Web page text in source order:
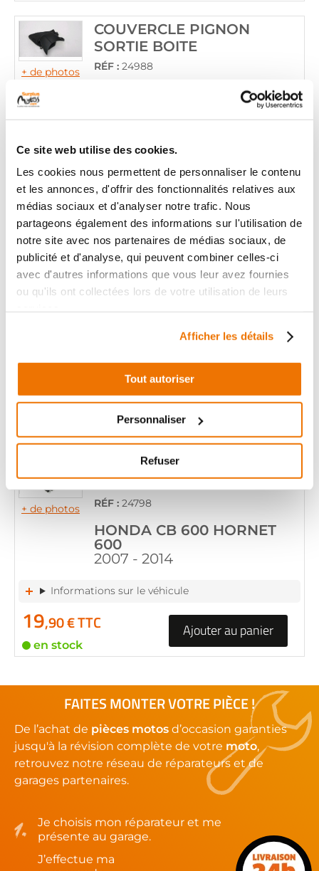
Ce site web utilise des cookies.
Les cookies nous permettent de personnaliser le contenu
et les annonces, d'offrir des fonctionnalités relatives aux
médias sociaux et d'analyser notre trafic. Nous
partageons également des informations sur l'utilisation de
notre site avec nos partenaires de médias sociaux, de
publicité et d'analyse, qui peuvent combiner celles-ci
avec d'autres informations que vous leur avez fournies
ou qu'ils ont collectées lors de votre utilisation de leurs
Afficher les détails
Tout autoriser
Personnaliser
Refuser
+ de photos
COUVERCLE PIGNON
SORTIE BOITE
RÉF : 24988
HONDA CB 600 HORNET
2007 - 2014
Informations sur le véhicule
24,90 € TTC
en stock
Ajouter au panier
+ de photos
COUVERCLE PIGNON
SORTIE BOITE
RÉF : 33266
HONDA CB 600 HORNET
Informations sur le véhicule
19,90 € TTC
+ de photos
COUVERCLE PIGNON
SORTIE BOITE
RÉF : 24798
HONDA CB 600 HORNET
600
2007 - 2014
Informations sur le véhicule
19,90 € TTC
en stock
Ajouter au panier
FAITES MONTER VOTRE PIÈCE !
De l’achat de pièces motos d’occasion garanties
jusqu'à la révision complète de votre moto,
retrouvez notre réseau de réparateurs et de
garages partenaires.
Je choisis mon réparateur et me
présente au garage.
J’effectue ma